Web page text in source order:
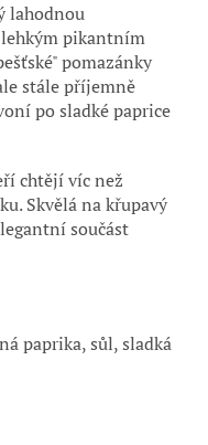
lahodnou
pikantním
pomazánky
stále příjemně
po sladké paprice
chtějí víc než
Skvělá na křupavý
součást
paprika, sůl, sladká